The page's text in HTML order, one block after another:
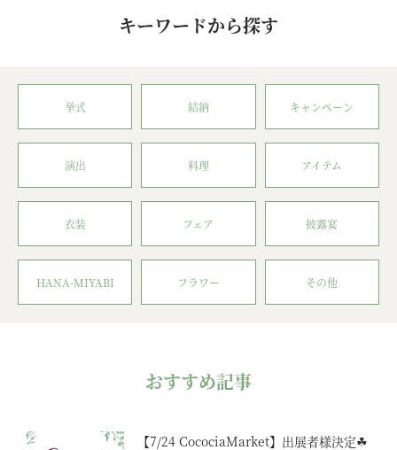
キーワードから探す
挙式 結納 キャンペーン
演出 料理 アイテム
衣装 フェア 披露宴
HANA-MIYABI フラワー その他
おすすめ記事
【7/24 CocociaMarket】出展者様決定☘